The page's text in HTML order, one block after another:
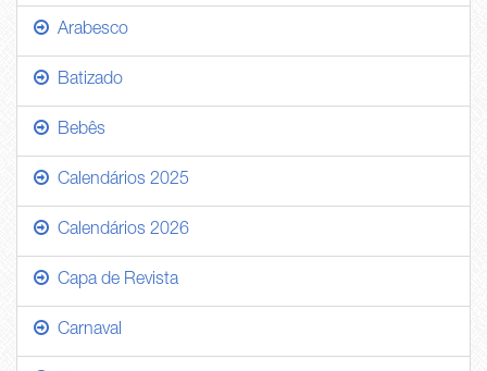
Arabesco
Batizado
Bebês
Calendários 2025
Calendários 2026
Capa de Revista
Carnaval